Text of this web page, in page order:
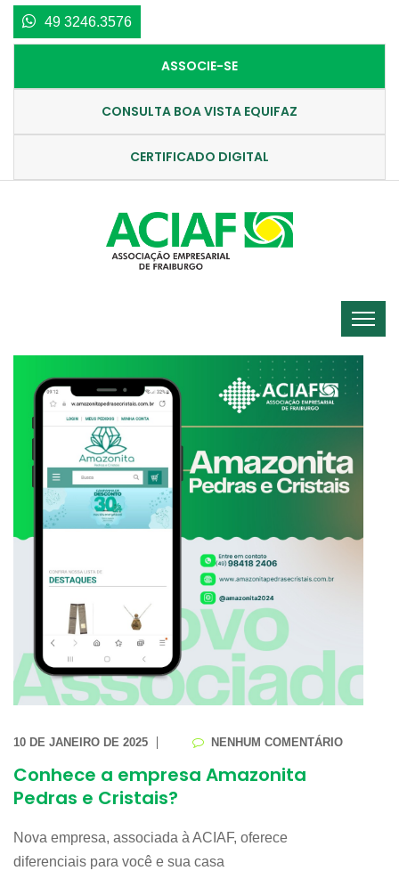
49 3246.3576
ASSOCIE-SE
CONSULTA BOA VISTA EQUIFAZ
CERTIFICADO DIGITAL
10 DE JANEIRO DE 2025 NENHUM COMENTÁRIO
Conhece a empresa Amazonita
Pedras e Cristais?
Nova empresa, associada à ACIAF, oferece
diferenciais para você e sua casa